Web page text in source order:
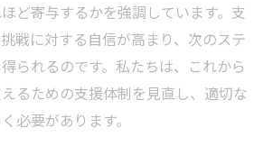
ど寄与するかを強調しています。支
戦に対する自信が高まり、次のステ
られるのです。私たちは、これから
るための支援体制を見直し、適切な
必要があります。